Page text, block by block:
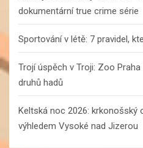
dokumentární true crime série
Sportování v létě: 7 pravidel,
Trojí úspěch v Troji: Zoo
druhů hadů
Keltská noc 2026: krkonošský
výhledem Vysoké nad Jizerou